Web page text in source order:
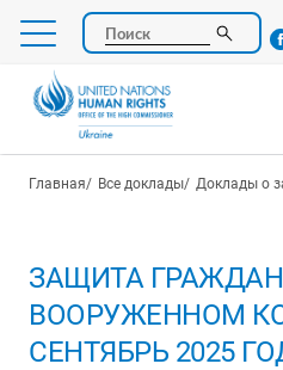
Перейти
основному
содержанию
Поиск
Строка навигации
Главная Все доклады Доклады о
ЗАЩИТА
ВООРУЖЕННОМ
СЕНТЯБРЬ 2025